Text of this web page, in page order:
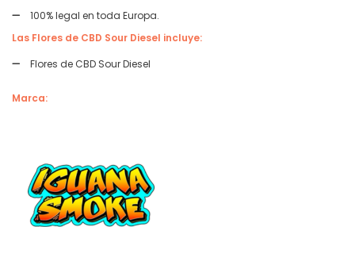
100% legal en toda Europa.
Las Flores de CBD Sour Diesel incluye:
Flores de CBD Sour Diesel
Marca: